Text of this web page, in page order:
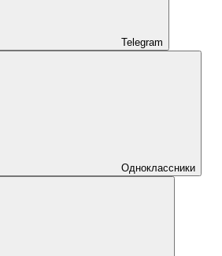
Telegram
Одноклассники